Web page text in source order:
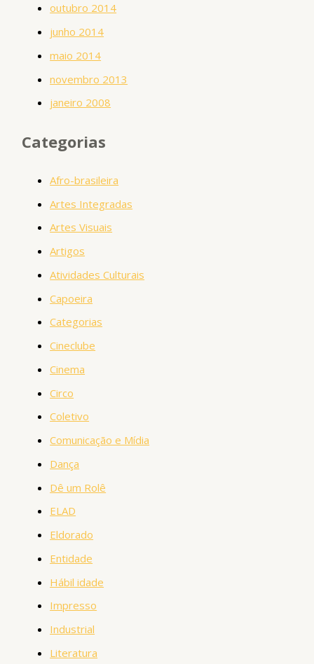
outubro 2014
junho 2014
maio 2014
novembro 2013
janeiro 2008
Categorias
Afro-brasileira
Artes Integradas
Artes Visuais
Artigos
Atividades Culturais
Capoeira
Categorias
Cineclube
Cinema
Circo
Coletivo
Comunicação e Mídia
Dança
Dê um Rolê
ELAD
Eldorado
Entidade
Hábil idade
Impresso
Industrial
Literatura